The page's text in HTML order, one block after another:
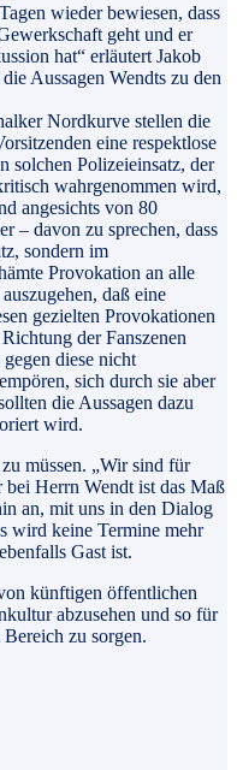
wieder bewiesen, dass
geht und er
hat“ erläutert Jakob
Aussagen Wendts zu den
Nordkurve stellen die
eine respektlose
solchen Polizeieinsatz, der
wahrgenommen wird,
angesichts von 80
– davon zu sprechen, dass
sondern im
Provokation an alle
daß eine
gezielten Provokationen
der Fanszenen
diese nicht
sich durch sie aber
die Aussagen dazu
wird.
müssen. „Wir sind für
bei Herrn Wendt ist das Maß
an, mit uns in den Dialog
wird keine Termine mehr
Gast ist.
künftigen öffentlichen
abzusehen und so für
zu sorgen.